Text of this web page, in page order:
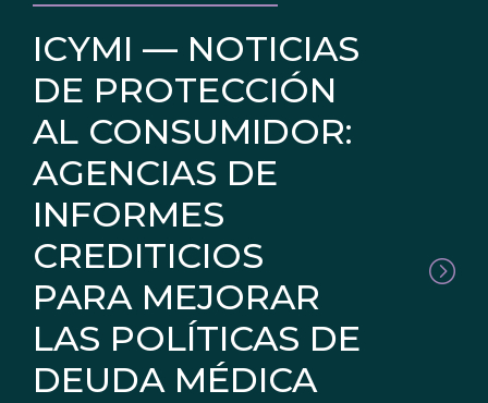
ICYMI — NOTICIAS
DE PROTECCIÓN
AL CONSUMIDOR:
AGENCIAS DE
INFORMES
CREDITICIOS
PARA MEJORAR
LAS POLÍTICAS DE
DEUDA MÉDICA